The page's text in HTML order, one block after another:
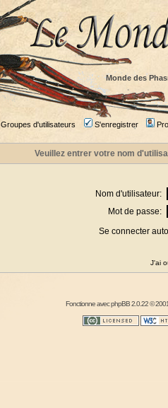
Monde des
Groupes d'utilisateurs S'enregistrer
Veuillez entrer votre nom
Nom d'utilisateur:
Mot de passe:
Se connecter
J'ai
Fonctionne avecphpBB2.0.22 ©